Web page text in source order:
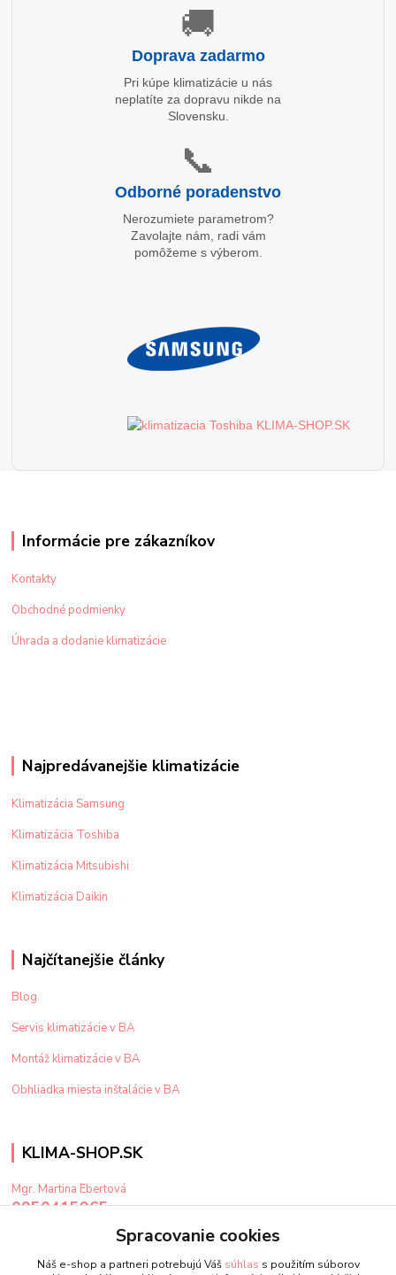
🚚
Doprava zadarmo
Pri kúpe klimatizácie u nás
neplatíte za dopravu nikde na
Slovensku.
📞
Odborné poradenstvo
Nerozumiete parametrom?
Zavolajte nám, radi vám
pomôžeme s výberom.
Informácie pre zákazníkov
Kontakty
Obchodné podmienky
Úhrada a dodanie klimatizácie
Najpredávanejšie klimatizácie
Klimatizácia Samsung
Klimatizácia Toshiba
Klimatizácia Mitsubishi
Klimatizácia Daikin
Najčítanejšie články
Blog
Servis klimatizácie v BA
Montáž klimatizácie v BA
Obhliadka miesta inštalácie v BA
KLIMA-SHOP.SK
Mgr. Martina Ebertová
0950415965
klima@klima-shop.sk
Spracovanie cookies
Náš e-shop a partneri potrebujú Váš súhlas s použitím súborov